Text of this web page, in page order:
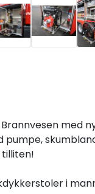
med
i